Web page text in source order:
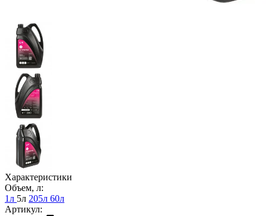
Характеристики
Объем, л:
1л 5л 205л 60л
Артикул: